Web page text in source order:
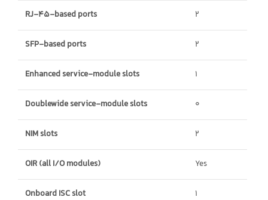
RJ-45-based ports 2
SFP-based ports 2
Enhanced service-module slots 1
Doublewide service-module slots 0
NIM slots 2
OIR (all I/O modules) Yes
Onboard ISC slot 1